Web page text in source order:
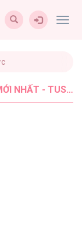
(1)